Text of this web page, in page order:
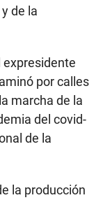
de la
expresidente
por calles
marcha de la
del covid-
de la
la producción